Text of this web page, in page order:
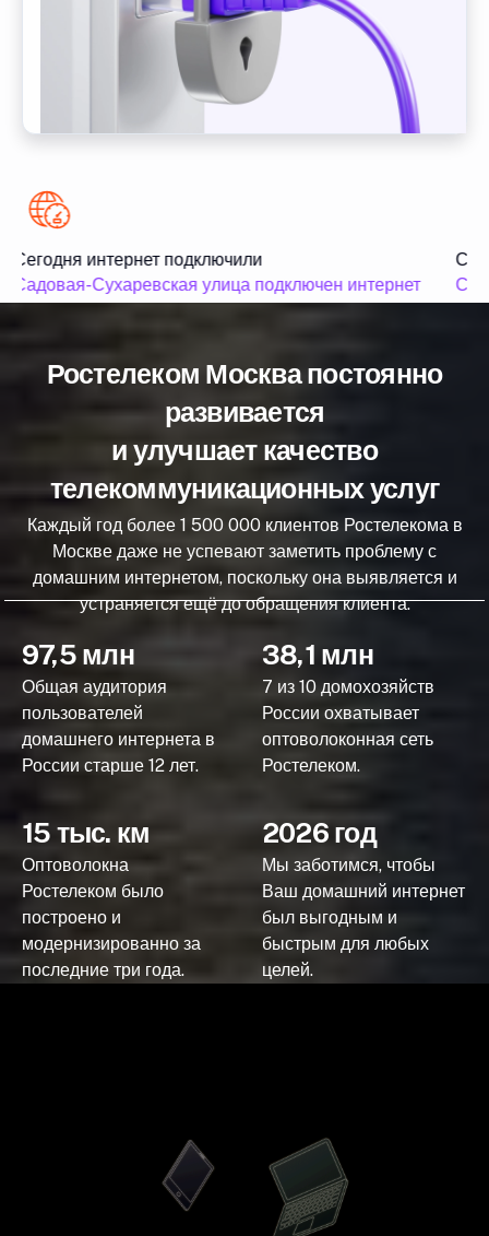
Сегодня интернет подключили
Садовая-Сухаревская улица подключен интернет
Ростелеком Москва постоянно
развивается
и улучшает качество
телекоммуникационных услуг
Каждый год более 1 500 000 клиентов Ростелекома в
Москве даже не успевают заметить проблему с
домашним интернетом, поскольку она выявляется и
устраняется ещё до обращения клиента.
97,5 млн
Общая аудитория
пользователей
домашнего интернета в
России старше 12 лет.
38,1 млн
7 из 10 домохозяйств
России охватывает
оптоволоконная сеть
Ростелеком.
15 тыс. км
Оптоволокна
Ростелеком было
построено и
модернизированно за
последние три года.
2026 год
Мы заботимся, чтобы
Ваш домашний интернет
был выгодным и
быстрым для любых
целей.